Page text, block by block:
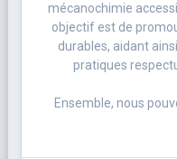
mécanochimie
objectif est de
durables, aidant
pratiques
Ensemble, nous